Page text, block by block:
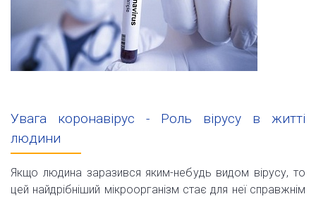
Увага коронавірус - Роль вірусу в житті
людини
Якщо людина заразився яким-небудь видом вірусу, то
цей найдрібніший мікроорганізм стає для неї справжнім